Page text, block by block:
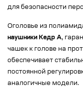
для безопасности
Оголовье из
наушники Кедр А,
чашек к голове на
обеспечивает
постоянной
аналогичные модели.